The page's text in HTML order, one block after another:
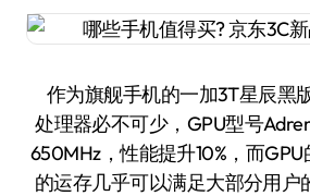
作为旗舰手机的一加3T星辰黑
处理器必不可少，GPU型号
650MHz，性能提升10%，而
的运存几乎可以满足大部分用户